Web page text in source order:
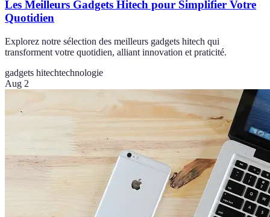
Les Meilleurs Gadgets Hitech pour Simplifier Votre
Quotidien
Explorez notre sélection des meilleurs gadgets hitech qui
transforment votre quotidien, alliant innovation et praticité.
gadgets hitechtechnologie
Aug 2